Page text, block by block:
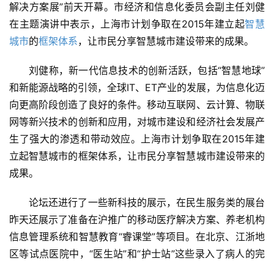
解决方案展”前天开幕。市经济和信息化委员会副主任刘健
在主题演讲中表示，上海市计划争取在2015年建立起智慧
城市的框架体系，让市民分享智慧城市建设带来的成果。
刘健称，新一代信息技术的创新活跃，包括“智慧地球”
和新能源战略的引领，全球IT、ET产业的发展，为信息化迈
向更高阶段创造了良好的条件。移动互联网、云计算、物联
网等新兴技术的创新和应用，对城市建设和经济社会发展产
生了强大的渗透和带动效应。上海市计划争取在2015年建
立起智慧城市的框架体系，让市民分享智慧城市建设带来的
成果。
论坛还进行了一些新科技的展示，在民生服务类的展台
昨天还展示了准备在沪推广的移动医疗解决方案、养老机构
信息管理系统和智慧教育“睿课堂”等项目。在北京、江浙地
区等试点医院中，“医生站”和“护士站”这些录入了病人的完